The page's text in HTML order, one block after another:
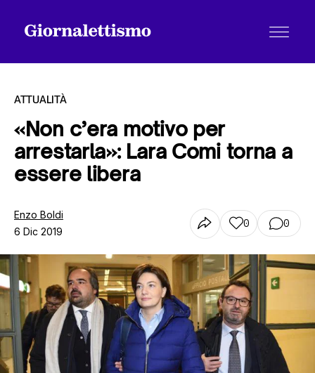
Tutti gli articoli
Chi siamo
Contatti
ATTUALITÀ
«Non c’era motivo per
arrestarla»: Lara Comi torna a
essere libera
Enzo Boldi
6 Dic 2019
0 0